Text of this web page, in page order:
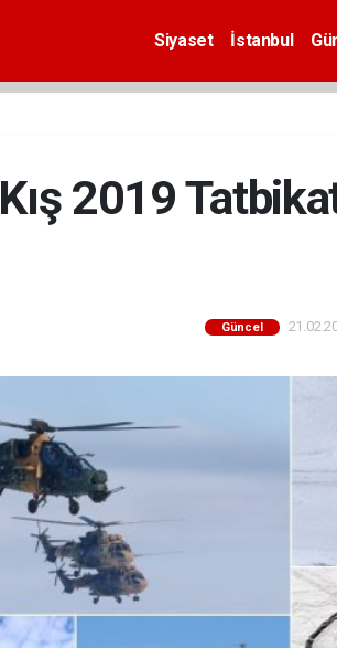
Siyaset İstanbul
Kış 2019
Güncel